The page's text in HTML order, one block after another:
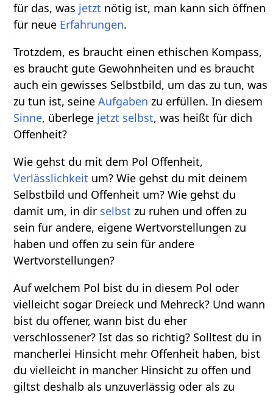
für das, was jetzt nötig ist, man kann sich öffnen
für neue Erfahrungen.
Trotzdem, es braucht einen ethischen Kompass,
es braucht gute Gewohnheiten und es braucht
auch ein gewisses Selbstbild, um das zu tun, was
zu tun ist, seineAufgaben zu erfüllen. In diesem
Sinne, überlege jetzt selbst, was heißt für dich
Offenheit?
Wie gehst du mit dem Pol Offenheit,
Verlässlichkeit um? Wie gehst du mit deinem
Selbstbild und Offenheit um? Wie gehst du
damit um, in dir selbst zu ruhen und offen zu
sein für andere, eigene Wertvorstellungen zu
haben und offen zu sein für andere
Wertvorstellungen?
Auf welchem Pol bist du in diesem Pol oder
vielleicht sogar Dreieck und Mehreck? Und wann
bist du offener, wann bist du eher
verschlossener? Ist das so richtig? Solltest du in
mancherlei Hinsicht mehr Offenheit haben, bist
du vielleicht in mancher Hinsicht zu offen und
giltst deshalb als unzuverlässig oder als zu